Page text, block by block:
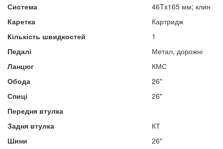
Система
46Tx165 мм; клин
Каретка
Картридж
Кількість швидкостей
1
Педалі
Метал, дорожні
Ланцюг
КМС
Обода
26"
Спиці
26"
Передня втулка
Задня втулка
КТ
Шини
26"